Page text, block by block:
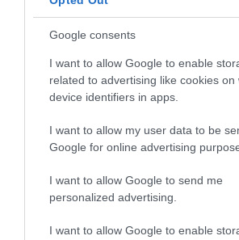
Google consents
I want to allow Google to enable
related to advertising like cookies on
device identifiers in apps.
I want to allow my user data to be
Google for online advertising
I want to allow Google to send me
personalized advertising.
I want to allow Google to enable
2026. augusztus 08
TÖBB MINT EGY
2026. augusztus 07|
TANULJ NÉMETÜL
2026. augusztus 07|